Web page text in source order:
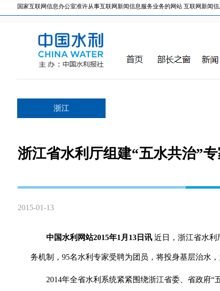
国家互联网信息办公室准许从事互联网新闻信息服务业务的网站 互联网新闻信
浙江
浙江省水利厅组建“五水共治”
2015-01-13
中国水利网站2015年1月13日讯 近日，浙江省水利
务机制，95名水利专家受聘为团员，将投身基层治水
2014年全省水利系统紧紧围绕浙江省委、省政府“